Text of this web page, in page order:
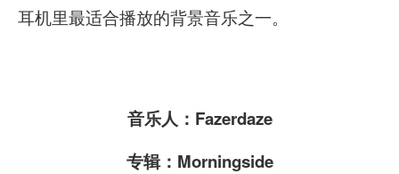
耳机里最适合播放的背景音乐之一。
音乐人：Fazerdaze
专辑：Morningside